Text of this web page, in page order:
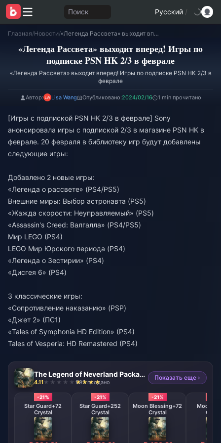
Поиск Русский /
Главная/Новости/ «Легенда Рассвета» выходит вперед! Игры по подписке PSN HK 2/3 в феврале
«Легенда Рассвета» выходит вперед! Игры по
подписке PSN HK 2/3 в феврале
«Легенда Рассвета» выходит вперед! Игры по подписке PSN HK 2/3 в
феврале
Автор: Lisa Wang Опубликовано:2024/02/16 1 min прочитано
[Игры с подпиской PSN HK 2/3 в феврале] Sony
анонсировала игры с подпиской 2/3 в магазине PSN HK в
феврале. 20 февраля в библиотеку игр будут добавлены
следующие игры:
Добавлено 2 новые игры:
«Легенда о рассвете» (PS4/PS5)
Внешние миры: Выбор астронавта (PS5)
«Жажда скорости: Неуправляемый» (PS5)
«Assassin's Creed: Валгалла» (PS4/PS5)
Мир LEGO (PS4)
LEGO Мир Юрского периода (PS4)
«Легенда о Зестирии» (PS4)
«Дисгея 6» (PS4)
3 классические игры:
«Сопротивление наказанию» (PSP)
«Джет 2» (ПС1)
«Tales of Symphonia HD Edition» (PS4)
Tales of Vesperia: HD Remastered (PS4)
The Legend of Neverland Package (SEA)
4.11 993 продано
Показать еще ›
-21%
Star Guard+72
Crystal
-21%
Star Guard+252
Crystal
-21%
Moon Blessing+72
Crystal
Moon